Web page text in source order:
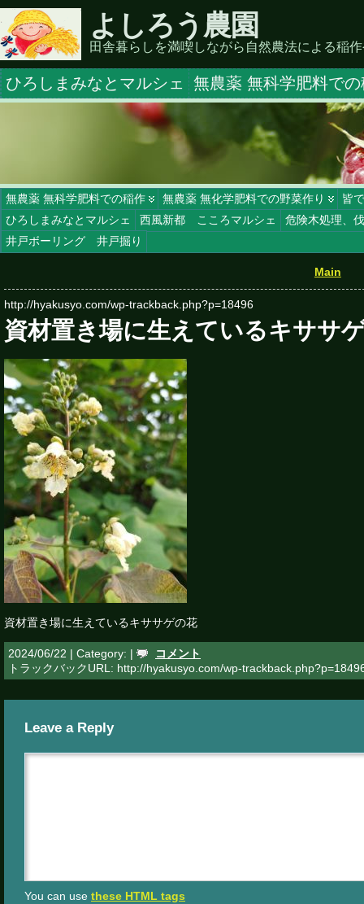
よしろう農園
田舎暮らしを満喫しながら自然農法による稲
ひろしまみなとマルシェ 無農薬 無科学肥料で
無農薬 無科学肥料での稲作 無農薬 無化学肥料での野菜作り
皆
ひろしまみなとマルシェ
西風新都 こころマルシェ
危険木処理、
井戸ボーリング 井戸掘り
Main
http://hyakusyo.com/wp-trackback.php?p=18496
資材置き場に生えているキササ
資材置き場に生えているキササゲの花
2024/06/22 | Category: |
コメント
トラックバックURL: http://hyakusyo.com/wp-
Leave a Reply
You can use these HTML tags